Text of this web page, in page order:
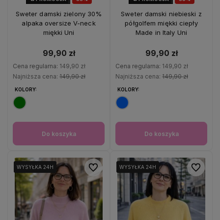
Sweter damski zielony 30%
alpaka oversize V-neck
miękki Uni
99,90 zł
Cena regularna: 149,90 zł
Najniższa cena: 149,90 zł
KOLORY:
Do koszyka
Sweter damski niebieski z
półgolfem miękki ciepły
Made in Italy Uni
99,90 zł
Cena regularna: 149,90 zł
Najniższa cena: 149,90 zł
KOLORY:
Do koszyka
WYSYŁKA 24H
WYSYŁKA 24H Do ulubionychWYSYŁKA 24H
WYSYŁKA 24H Do